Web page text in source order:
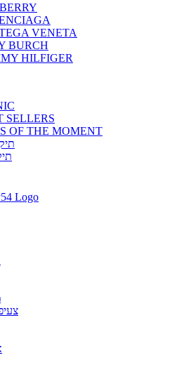
VENETA
BURCH
HILFIGER
SELLERS
OF THE MOMENT